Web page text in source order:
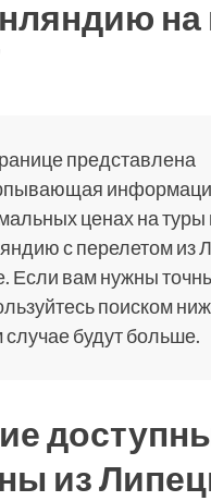
на
представлена
ценах на туры
с перелетом из
Если вам нужны
поиском
случае будут больше.
из